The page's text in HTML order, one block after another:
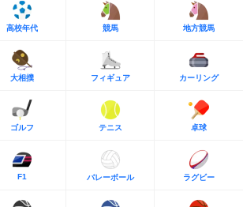
高校年代 競馬 地方競馬
大相撲 フィギュア カーリング
ゴルフ テニス 卓球
F1 バレーボール ラグビー